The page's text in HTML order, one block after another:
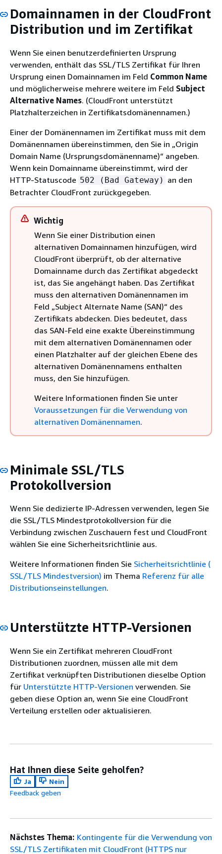
Domainnamen in der CloudFront
Distribution und im Zertifikat
Wenn Sie einen benutzerdefinierten Ursprung
verwenden, enthält das SSL/TLS Zertifikat für Ihren
Ursprung einen Domainnamen im Feld Common Name
und möglicherweise mehrere weitere im Feld Subject
Alternative Names. (CloudFront unterstützt
Platzhalterzeichen in Zertifikatsdomänennamen.)
Einer der Domänennamen im Zertifikat muss mit dem
Domänennamen übereinstimmen, den Sie in „Origin
Domain Name (Ursprungsdomänenname)“ angeben.
Wenn kein Domainname übereinstimmt, wird der
HTTP-Statuscode 502 (Bad Gateway) an den
Betrachter CloudFront zurückgegeben.
Wichtig
Wenn Sie einer Distribution einen
alternativen Domainnamen hinzufügen, wird
CloudFront überprüft, ob der alternative
Domainname durch das Zertifikat abgedeckt
ist, das Sie angehängt haben. Das Zertifikat
muss den alternativen Domänennamen im
Feld „Subject Alternate Name (SAN)“ des
Zertifikats abdecken. Dies bedeutet, dass
das SAN-Feld eine exakte Übereinstimmung
mit dem alternativen Domänennamen oder
einen Platzhalter auf der gleichen Ebene des
alternativen Domänennamens enthalten
muss, den Sie hinzufügen.
Weitere Informationen finden Sie unter
Voraussetzungen für die Verwendung von
alternativen Domänennamen.
Minimale SSL/TLS
Protokollversion
Wenn Sie dedizierte IP-Adressen verwenden, legen Sie
die SSL/TLS Mindestprotokollversion für die
Verbindung zwischen Zuschauern fest und CloudFront
wählen Sie eine Sicherheitsrichtlinie aus.
Weitere Informationen finden Sie Sicherheitsrichtlinie (
SSL/TLS Mindestversion) im Thema Referenz für alle
Distributionseinstellungen.
Unterstützte HTTP-Versionen
Wenn Sie ein Zertifikat mehreren CloudFront
Distributionen zuordnen, müssen alle mit dem
Zertifikat verknüpften Distributionen dieselbe Option
für Unterstützte HTTP-Versionen verwenden. Sie
geben diese Option an, wenn Sie eine CloudFront
Verteilung erstellen oder aktualisieren.
Hat Ihnen diese Seite geholfen?
Ja
Nein
Feedback geben
Nächstes Thema: Kontingente für die Verwendung von
SSL/TLS Zertifikaten mit CloudFront (HTTPS nur